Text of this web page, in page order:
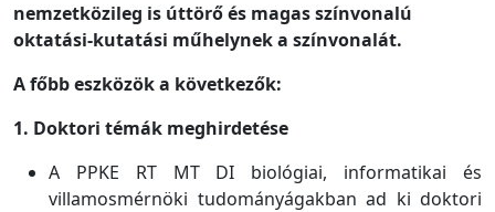
nemzetközileg is úttörő és magas színvonalú
oktatási-kutatási műhelynek a színvonalát.
A főbb eszközök a következők:
1. Doktori témák meghirdetése
A PPKE RT MT DI biológiai, informatikai és
villamosmérnöki tudományágakban ad ki doktori